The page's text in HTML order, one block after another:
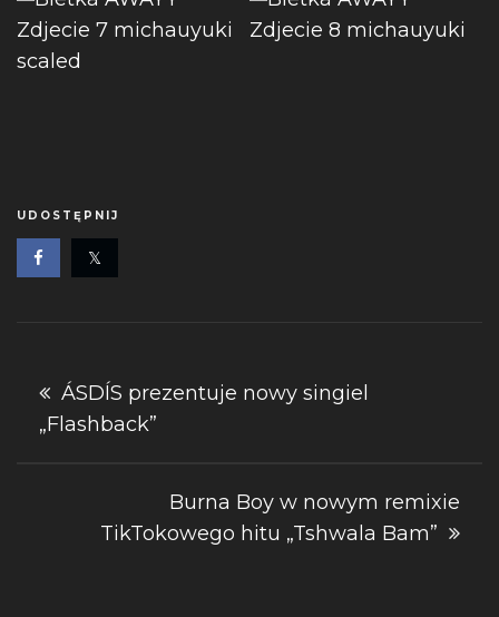
UDOSTĘPNIJ
Nawigacja
wpisu
ÁSDÍS prezentuje nowy singiel
„Flashback”
Burna Boy w nowym remixie
TikTokowego hitu „Tshwala Bam”